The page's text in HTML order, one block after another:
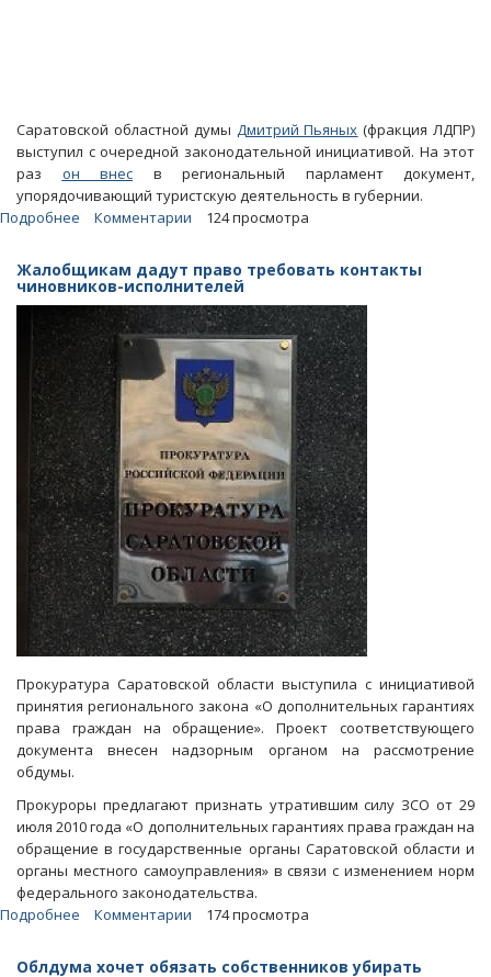
Саратовской областной думы Дмитрий Пьяных (фракция ЛДПР)
выступил с очередной законодательной инициативой. На этот
раз он внес в региональный парламент документ,
упорядочивающий туристскую деятельность в губернии.
Подробнее
Пьяных
записал
себе
в
актив
закон-«пустышку»
Комментарии 124 просмотра
Жалобщикам дадут право требовать контакты
чиновников-исполнителей
Прокуратура Саратовской области выступила с инициативой
принятия регионального закона «О дополнительных гарантиях
права граждан на обращение». Проект соответствующего
документа внесен надзорным органом на рассмотрение
обдумы.
Прокуроры предлагают признать утратившим силу ЗСО от 29
июля 2010 года «О дополнительных гарантиях права граждан на
обращение в государственные органы Саратовской области и
органы местного самоуправления» в связи с изменением норм
федерального законодательства.
Подробнее
Комментарии 174 просмотра
Облдума хочет обязать собственников убирать